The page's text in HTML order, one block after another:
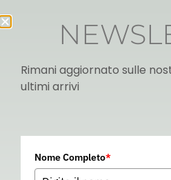
Rimani aggiornato sulle
ultimi arrivi
Nome Completo*